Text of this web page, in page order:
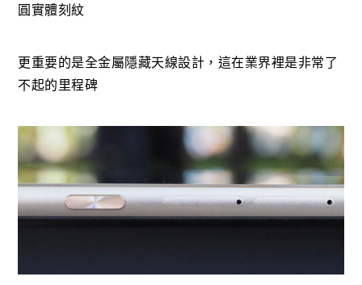
圓實體刻紋
更重要的是全金屬隱藏天線設計，這在業界裡是非常了
不起的里程碑